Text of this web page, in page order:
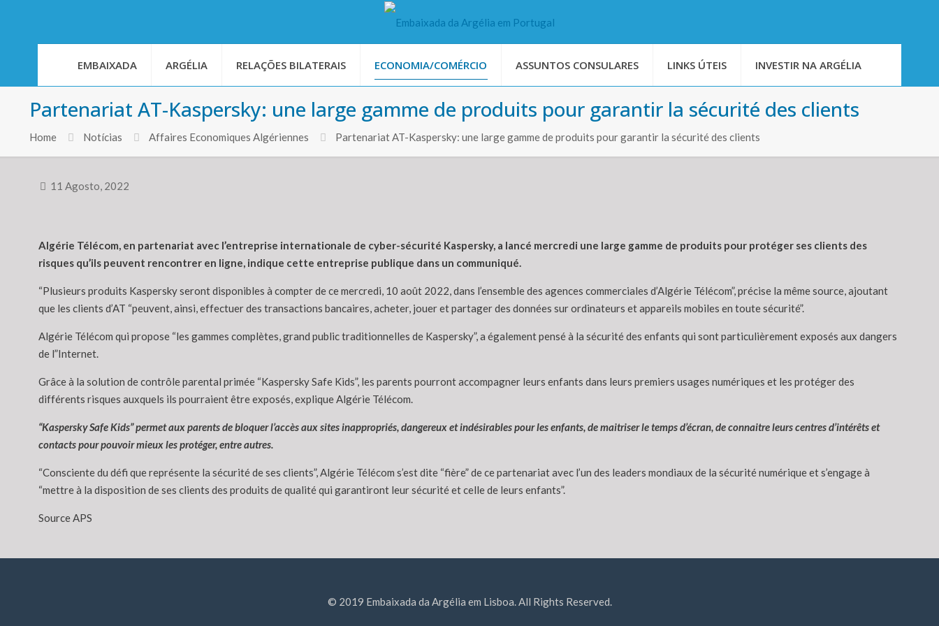
EMBAIXADA ARGÉLIA RELAÇÕES BILATERAIS ECONOMIA/COMÉRCIO ASSUNTOS CONSULARES LINKS ÚTEIS INVESTIR NA ARGÉLIA
Partenariat AT-Kaspersky: une large gamme de produits pour garantir la sécurité des clients
Home Notícias Affaires Economiques Algériennes Partenariat AT-Kaspersky: une large gamme de produits pour garantir la sécurité des clients
11 Agosto, 2022
Algérie Télécom, en partenariat avec l’entreprise internationale de cyber-sécurité Kaspersky, a lancé mercredi une large gamme de produits pour protéger ses clients des
risques qu’ils peuvent rencontrer en ligne, indique cette entreprise publique dans un communiqué.
“Plusieurs produits Kaspersky seront disponibles à compter de ce mercredi, 10 août 2022, dans l’ensemble des agences commerciales d’Algérie Télécom”, précise la même source, ajoutant
que les clients d’AT “peuvent, ainsi, effectuer des transactions bancaires, acheter, jouer et partager des données sur ordinateurs et appareils mobiles en toute sécurité”.
Algérie Télécom qui propose “les gammes complètes, grand public traditionnelles de Kaspersky”, a également pensé à la sécurité des enfants qui sont particulièrement exposés aux dangers
de l”Internet.
Grâce à la solution de contrôle parental primée “Kaspersky Safe Kids”, les parents pourront accompagner leurs enfants dans leurs premiers usages numériques et les protéger des
différents risques auxquels ils pourraient être exposés, explique Algérie Télécom.
“Kaspersky Safe Kids” permet aux parents de bloquer l’accès aux sites inappropriés, dangereux et indésirables pour les enfants, de maitriser le temps d’écran, de connaitre leurs centres d’intérêts et
contacts pour pouvoir mieux les protéger, entre autres.
“Consciente du défi que représente la sécurité de ses clients”, Algérie Télécom s’est dite “fière” de ce partenariat avec l’un des leaders mondiaux de la sécurité numérique et s’engage à
“mettre à la disposition de ses clients des produits de qualité qui garantiront leur sécurité et celle de leurs enfants”.
Source APS
© 2019 Embaixada da Argélia em Lisboa. All Rights Reserved.